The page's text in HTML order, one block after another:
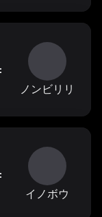
ノンビリリ
イノボウ